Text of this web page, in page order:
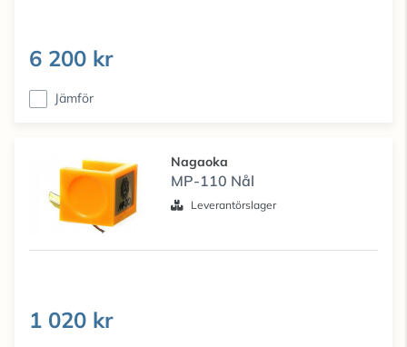
6 200 kr
Jämför
Nagaoka
MP-110 Nål
Leverantörslager
1 020 kr